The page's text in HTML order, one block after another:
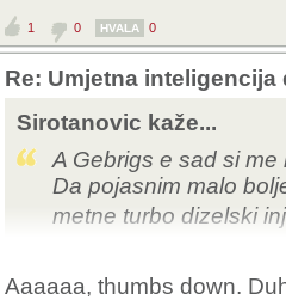
1 0 HVALA 0
Re: Umjetna
Sirotanovic kaže...
A Gebrigs e sad si me
Da pojasnim malo
metne turbo dizelski
Aaaaaa, thumbs down.